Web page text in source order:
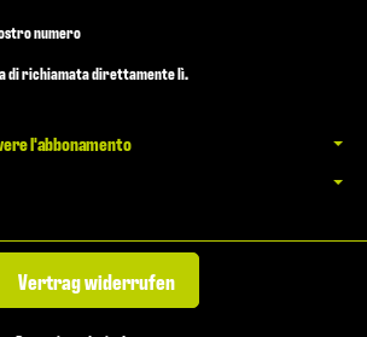
numero
di richiamata direttamente lì.
l'abbonamento
Vertrag widerrufen